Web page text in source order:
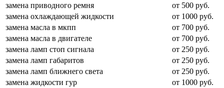
замена приводного ремня
от 500 руб.
замена охлаждающей жидкости
от 1000 руб.
замена масла в мкпп
от 700 руб.
замена масла в двигателе
от 700 руб.
замена ламп стоп сигнала
от 250 руб.
замена ламп габаритов
от 250 руб.
замена ламп ближнего света
от 250 руб.
замена жидкости гур
от 1000 руб.